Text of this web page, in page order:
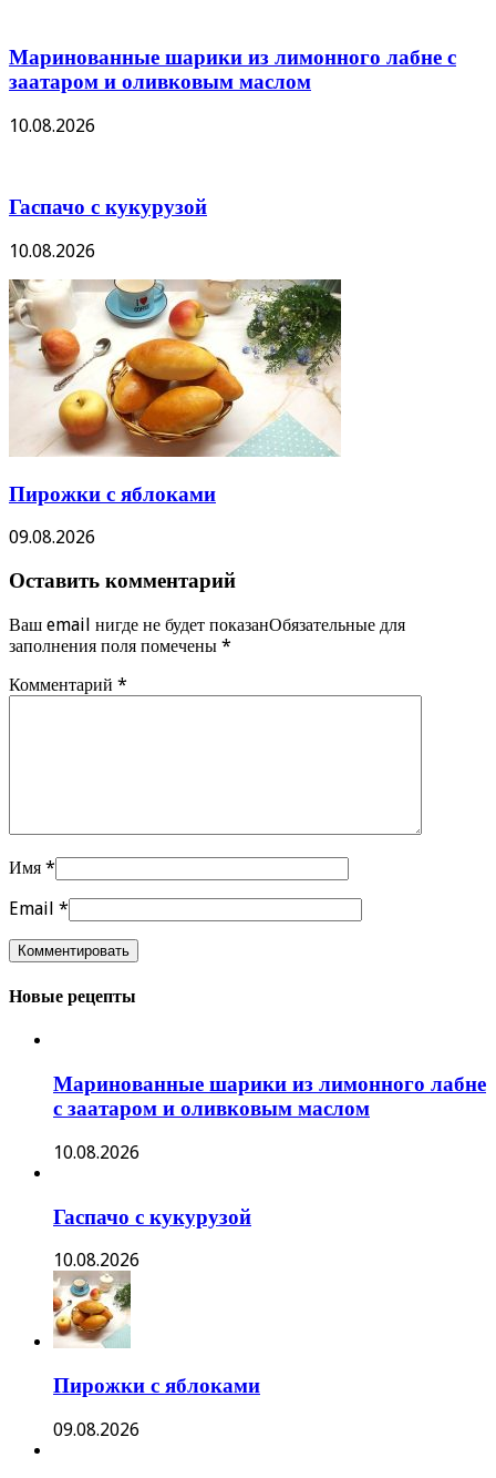
Маринованные шарики из лимонного лабне с
заатаром и оливковым маслом
10.08.2026
Гаспачо с кукурузой
10.08.2026
Пирожки с яблоками
09.08.2026
Оставить комментарий
Ваш email нигде не будет показанОбязательные для
заполнения поля помечены *
Комментарий *
Имя *
Email *
Новые рецепты
Маринованные шарики из лимонного лабне
с заатаром и оливковым маслом
10.08.2026
Гаспачо с кукурузой
10.08.2026
Пирожки с яблоками
09.08.2026